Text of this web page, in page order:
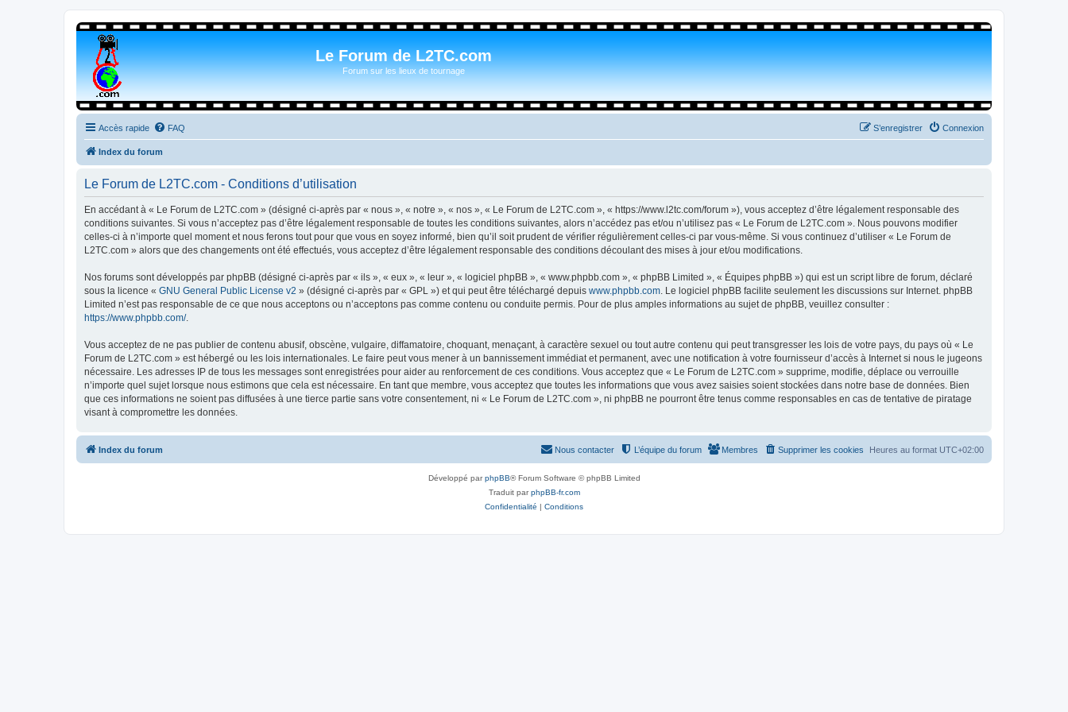
Le Forum de L2TC.com
Forum sur les lieux de tournage
Accès rapide FAQ Connexion
S’enregistrer
Index du forum
Le Forum de L2TC.com - Conditions d’utilisation
En accédant à « Le Forum de L2TC.com » (désigné ci-après par « nous », « notre », « nos », « Le Forum de L2TC.com », « https://www.l2tc.com/forum »), vous acceptez d’être légalement responsable des
conditions suivantes. Si vous n’acceptez pas d’être légalement responsable de toutes les conditions suivantes, alors n’accédez pas et/ou n’utilisez pas « Le Forum de L2TC.com ». Nous pouvons modifier
celles-ci à n’importe quel moment et nous ferons tout pour que vous en soyez informé, bien qu’il soit prudent de vérifier régulièrement celles-ci par vous-même. Si vous continuez d’utiliser « Le Forum de
L2TC.com » alors que des changements ont été effectués, vous acceptez d’être légalement responsable des conditions découlant des mises à jour et/ou modifications.
Nos forums sont développés par phpBB (désigné ci-après par « ils », « eux », « leur », « logiciel phpBB », « www.phpbb.com », « phpBB Limited », « Équipes phpBB ») qui est un script libre de forum, déclaré
sous la licence « GNU General Public License v2 » (désigné ci-après par « GPL ») et qui peut être téléchargé depuis www.phpbb.com. Le logiciel phpBB facilite seulement les discussions sur Internet. phpBB
Limited n’est pas responsable de ce que nous acceptons ou n’acceptons pas comme contenu ou conduite permis. Pour de plus amples informations au sujet de phpBB, veuillez consulter :
https://www.phpbb.com/.
Vous acceptez de ne pas publier de contenu abusif, obscène, vulgaire, diffamatoire, choquant, menaçant, à caractère sexuel ou tout autre contenu qui peut transgresser les lois de votre pays, du pays où « Le
Forum de L2TC.com » est hébergé ou les lois internationales. Le faire peut vous mener à un bannissement immédiat et permanent, avec une notification à votre fournisseur d’accès à Internet si nous le jugeons
nécessaire. Les adresses IP de tous les messages sont enregistrées pour aider au renforcement de ces conditions. Vous acceptez que « Le Forum de L2TC.com » supprime, modifie, déplace ou verrouille
n’importe quel sujet lorsque nous estimons que cela est nécessaire. En tant que membre, vous acceptez que toutes les informations que vous avez saisies soient stockées dans notre base de données. Bien
que ces informations ne soient pas diffusées à une tierce partie sans votre consentement, ni « Le Forum de L2TC.com », ni phpBB ne pourront être tenus comme responsables en cas de tentative de piratage
visant à compromettre les données.
Index du forum Heures au format UTC+02:00
Supprimer les cookies
Membres
L’équipe du forum
Nous contacter
Développé parphpBB® Forum Software © phpBB Limited
Traduit parphpBB-fr.com
Confidentialité | Conditions